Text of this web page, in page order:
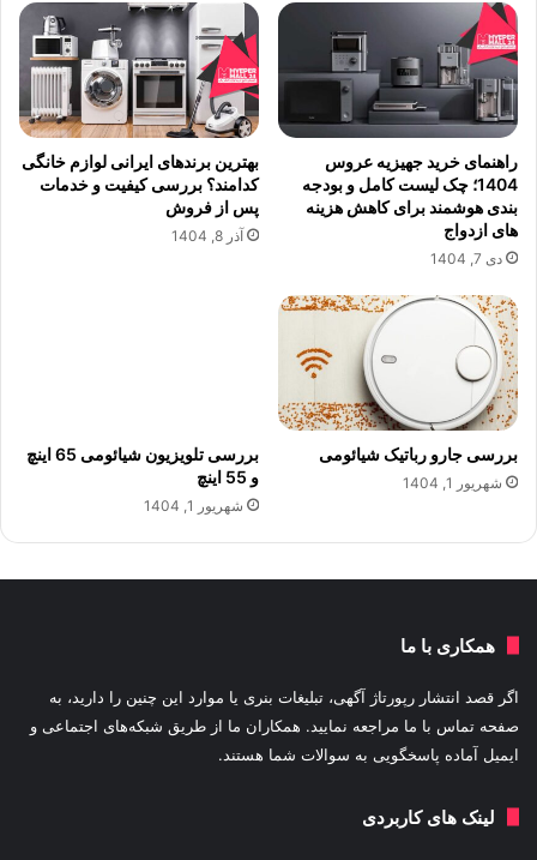
راهنمای خرید جهیزیه عروس
1404؛ چک لیست کامل و بودجه
بندی هوشمند برای کاهش هزینه
های ازدواج
دی 7, 1404
بهترین برندهای ایرانی لوازم خانگی
کدامند؟ بررسی کیفیت و خدمات
پس از فروش
آذر 8, 1404
بررسی جارو رباتیک شیائومی
شهریور 1, 1404
بررسی تلویزیون شیائومی 65 اینچ
و 55 اینچ
شهریور 1, 1404
همکاری با ما
اگر قصد انتشار رپورتاژ آگهی، تبلیغات بنری یا موارد این چنین را دارید، به
صفحه تماس با ما مراجعه نمایید. همکاران ما از طریق شبکه‌های اجتماعی و
ایمیل آماده پاسخگویی به سوالات شما هستند.
لینک های کاربردی